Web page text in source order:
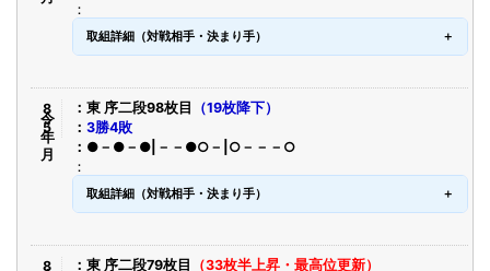
取組詳細（対戦相手・決まり手）
令8年5月 東 序二段98枚目
（19枚降下）
3勝4敗
●－●－●|－－●○－|○－－－○
取組詳細（対戦相手・決まり手）
東 序二段79枚目
（33枚半上昇・最高位更新）